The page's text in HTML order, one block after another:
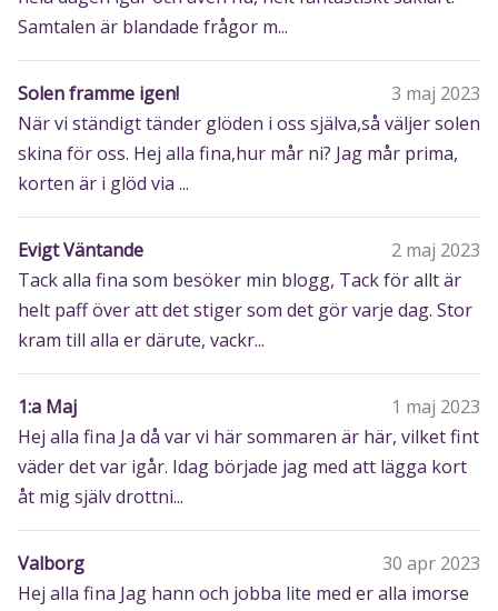
Samtalen är blandade frågor m...
Solen framme igen!
3 maj 2023
När vi ständigt tänder glöden i oss själva,så väljer solen
skina för oss. Hej alla fina,hur mår ni? Jag mår prima,
korten är i glöd via ...
Evigt Väntande
2 maj 2023
Tack alla fina som besöker min blogg, Tack för allt är
helt paff över att det stiger som det gör varje dag. Stor
kram till alla er därute, vackr...
1:a Maj
1 maj 2023
Hej alla fina Ja då var vi här sommaren är här, vilket fint
väder det var igår. Idag började jag med att lägga kort
åt mig själv drottni...
Valborg
30 apr 2023
Hej alla fina Jag hann och jobba lite med er alla imorse